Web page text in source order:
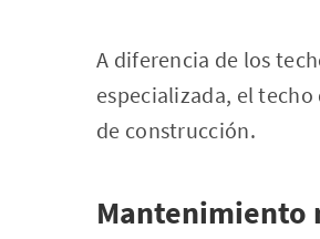
A diferencia de los
especializada, el
de construcción.
Mantenimiento